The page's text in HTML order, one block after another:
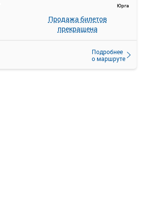
Юрга
Подробнее
о маршруте
Продажа билетов
прекращена